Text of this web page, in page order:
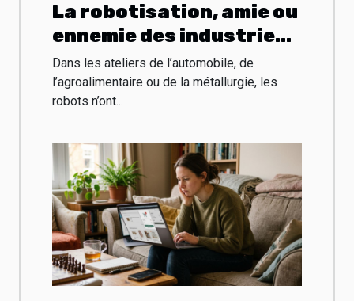
La robotisation, amie ou
ennemie des industries
historiques françaises
?
Dans les ateliers de l’automobile, de
l’agroalimentaire ou de la métallurgie, les
robots n’ont...